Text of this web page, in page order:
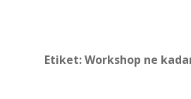
Etiket:Workshop ne